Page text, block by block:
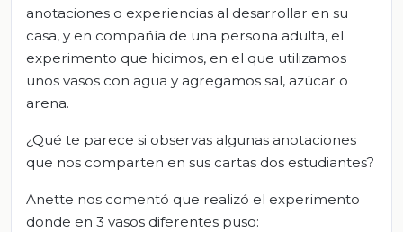
anotaciones o experiencias al desarrollar en su
casa, y en compañía de una persona adulta, el
experimento que hicimos, en el que utilizamos
unos vasos con agua y agregamos sal, azúcar o
arena.
¿Qué te parece si observas algunas anotaciones
que nos comparten en sus cartas dos estudiantes?
Anette nos comentó que realizó el experimento
donde en 3 vasos diferentes puso: